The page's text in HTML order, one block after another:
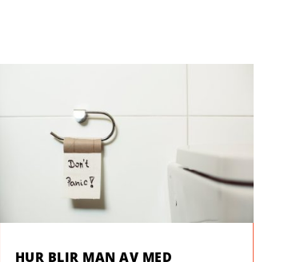
HUR BLIR MAN AV MED